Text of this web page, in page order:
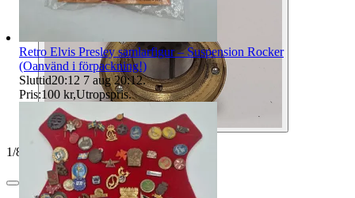
1/8
Retro Elvis Presley samlarfigur – Suspension Rocker
(Oanvänd i förpackning!)
Sluttid20:12 7 aug 20:12.
Pris:100 kr,Utropspris.